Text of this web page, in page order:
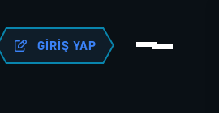
GIRIŞ YAP